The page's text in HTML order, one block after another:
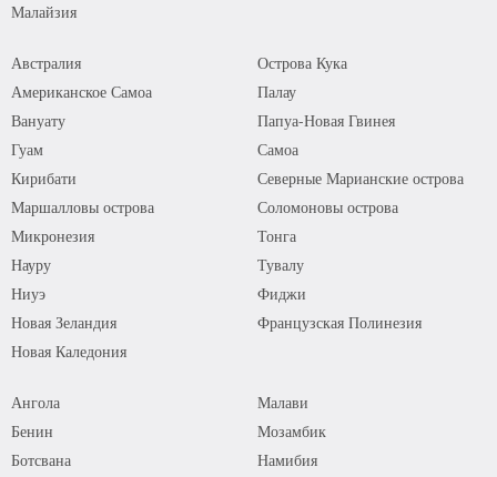
Малайзия
Австралия
Американское Самоа
Вануату
Гуам
Кирибати
Маршалловы острова
Микронезия
Науру
Ниуэ
Новая Зеландия
Новая Каледония
Острова Кука
Палау
Папуа-Новая Гвинея
Самоа
Северные Марианские острова
Соломоновы острова
Тонга
Тувалу
Фиджи
Французская Полинезия
Ангола
Бенин
Ботсвана
Малави
Мозамбик
Намибия